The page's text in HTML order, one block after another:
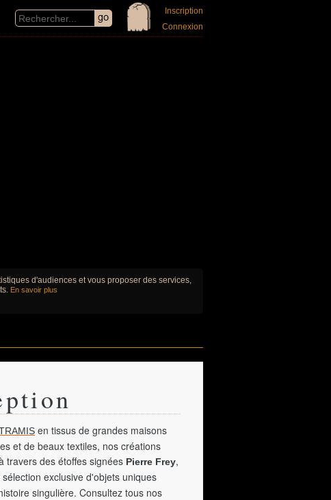
Inscription
Connexion
d'audiences et vous proposer des services,
En savoir plus
en tissus de grandes maisons
et de beaux textiles, nos créations
travers des étoffes signées Pierre Frey,
exclusive d'objets uniques
singulière. Consultez tous nos